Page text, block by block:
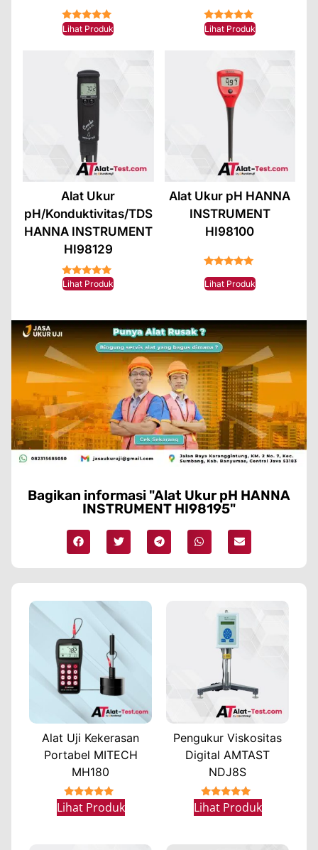
★★★★★
Lihat Produk ★★★★★
Lihat Produk
Alat Ukur
pH/Konduktivitas/TDS
HANNA INSTRUMENT
HI98129
★★★★★
Lihat Produk
Alat Ukur pH HANNA
INSTRUMENT
HI98100
Lihat Produk
Bagikan informasi "Alat Ukur pH HANNA
INSTRUMENT HI98195"
Alat Uji Kekerasan
Portabel MITECH
MH180
★★★★★
Lihat Produk
Pengukur Viskositas
Digital AMTAST
NDJ8S
★★★★★
Lihat Produk